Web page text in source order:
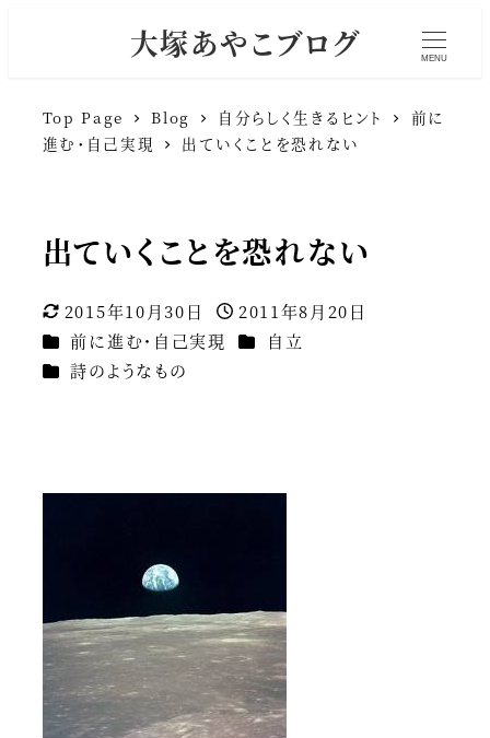
大塚あやこブログ MENU
Top Page Blog 自分らしく生きるヒント
前に
進む・自己実現
出ていくことを恐れない
出ていくことを恐れない
更新日
2015年10月30日
投稿日
2011年8月20日
カテゴリー
前に進む・自己実現 カテゴリー
自立
カテゴリー
詩のようなもの